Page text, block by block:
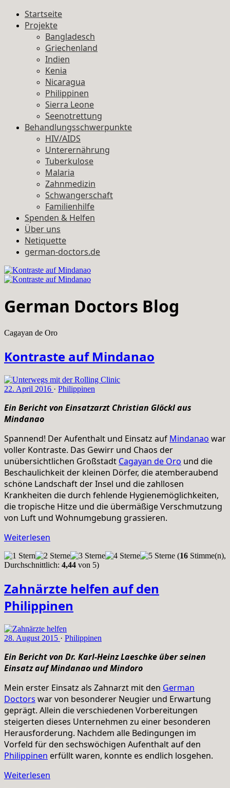
Startseite
Projekte
Bangladesch
Griechenland
Indien
Kenia
Nicaragua
Philippinen
Sierra Leone
Seenotrettung
Behandlungsschwerpunkte
HIV/AIDS
Unterernährung
Tuberkulose
Malaria
Zahnmedizin
Schwangerschaft
Familienhilfe
Spenden & Helfen
Über uns
Netiquette
german-doctors.de
German Doctors Blog
Cagayan de Oro
Kontraste auf Mindanao
22. April 2016 · Philippinen
Ein Bericht von Einsatzarzt Christian Glöckl aus
Mindanao
Spannend! Der Aufenthalt und Einsatz auf Mindanao war
voller Kontraste. Das Gewirr und Chaos der
unübersichtlichen Großstadt Cagayan de Oro und die
Beschaulichkeit der kleinen Dörfer, die atemberaubend
schöne Landschaft der Insel und die zahllosen
Krankheiten die durch fehlende Hygienemöglichkeiten,
die tropische Hitze und die übermäßige Verschmutzung
von Luft und Wohnumgebung grassieren.
Weiterlesen
(16 Stimme(n),
Durchschnittlich: 4,44 von 5)
Zahnärzte helfen auf den
Philippinen
28. August 2015 · Philippinen
Ein Bericht von Dr. Karl-Heinz Laeschke über seinen
Einsatz auf Mindanao und Mindoro
Mein erster Einsatz als Zahnarzt mit den German
Doctors war von besonderer Neugier und Erwartung
geprägt. Allein die verschiedenen Vorbereitungen
steigerten dieses Unternehmen zu einer besonderen
Herausforderung. Nachdem alle Bedingungen im
Vorfeld für den sechswöchigen Aufenthalt auf den
Philippinen erfüllt waren, konnte es endlich losgehen.
Weiterlesen